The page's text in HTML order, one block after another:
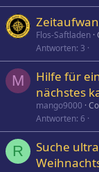
Flos-Saftladen
Antworten 3
M
Hilfe für
nächstes
mango9000
Antworten 6
R
Suche